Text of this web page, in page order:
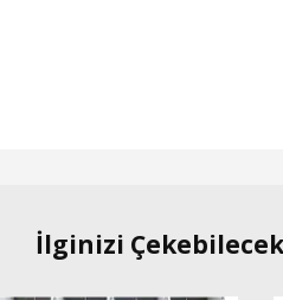
İlginizi